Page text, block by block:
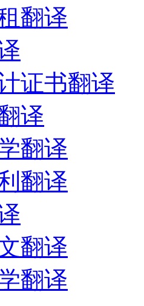
翻译
证书翻译
译
翻译
翻译
翻译
翻译